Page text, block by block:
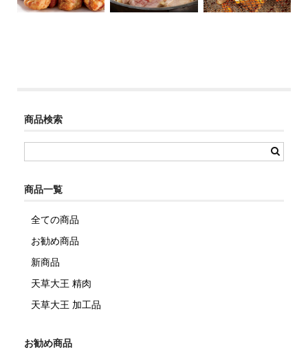
商品検索
商品一覧
全ての商品
お勧め商品
新商品
天草大王 精肉
天草大王 加工品
お勧め商品